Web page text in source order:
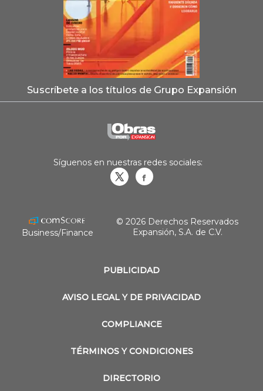
Suscríbete a los títulos de Grupo Expansión
PUBLICIDAD
AVISO LEGAL Y DE PRIVACIDAD
COMPLIANCE
TÉRMINOS Y CONDICIONES
DIRECTORIO
Síguenos en nuestras redes sociales:
Business/Finance
© 2026 Derechos Reservados
Expansión, S.A. de C.V.